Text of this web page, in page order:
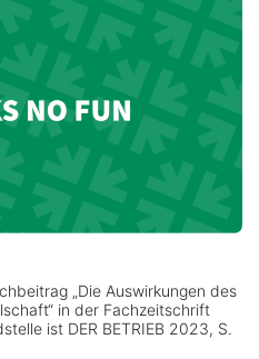
„Die Auswirkungen des
in der Fachzeitschrift
ist DER BETRIEB 2023, S.